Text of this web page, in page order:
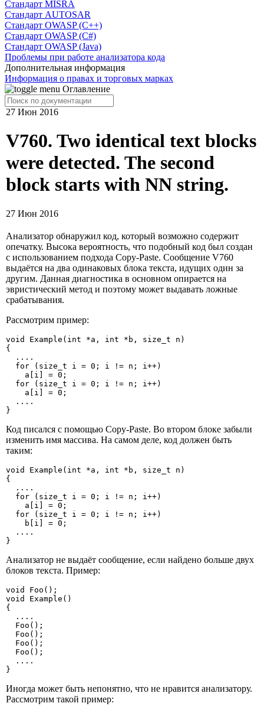
Cтандарт MISRA
Стандарт AUTOSAR
Стандарт OWASP (C++)
Стандарт OWASP (C#)
Стандарт OWASP (Java)
Проблемы при работе анализатора кода
Дополнительная информация
Информация о правах и торговых марках
Оглавление
27 Июн 2016
V760. Two identical text blocks
were detected. The second
block starts with NN string.
27 Июн 2016
Анализатор обнаружил код, который возможно содержит
опечатку. Высока вероятность, что подобный код был создан
с использованием подхода Copy-Paste. Сообщение V760
выдаётся на два одинаковых блока текста, идущих один за
другим. Данная диагностика в основном опирается на
эвристический метод и поэтому может выдавать ложные
срабатывания.
Рассмотрим пример:
void Example(int *a, int *b, size_t n)
{
  ....
  for (size_t i = 0; i != n; i++)
    a[i] = 0;
  for (size_t i = 0; i != n; i++)
    a[i] = 0;
  ....
}
Код писался с помощью Copy-Paste. Во втором блоке забыли
изменить имя массива. На самом деле, код должен быть
таким:
void Example(int *a, int *b, size_t n)
{
  ....
  for (size_t i = 0; i != n; i++)
    a[i] = 0;
  for (size_t i = 0; i != n; i++)
    b[i] = 0;
  ....
}
Анализатор не выдаёт сообщение, если найдено больше двух
блоков текста. Пример:
void Foo();
void Example()
{
  ....
  Foo();
  Foo();
  Foo();
  Foo();
  ....
}
Иногда может быть непонятно, что не нравится анализатору.
Рассмотрим такой пример: